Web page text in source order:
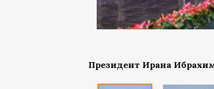
Президент Ирана